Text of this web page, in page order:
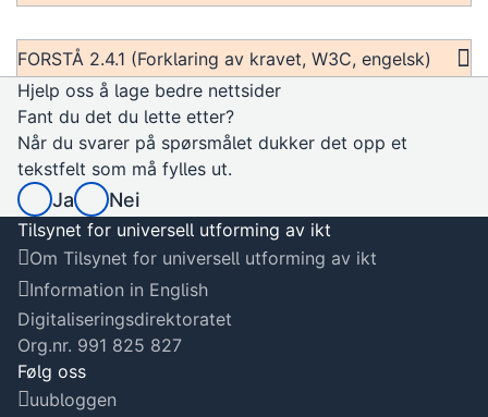
FORSTÅ 2.4.1 (Forklaring av kravet, W3C, engelsk)
Hjelp oss å lage bedre nettsider
Fant du det du lette etter?
Når du svarer på spørsmålet dukker det opp et
tekstfelt som må fylles ut.
Ja Nei
Tilsynet for universell utforming av ikt
Om Tilsynet for universell utforming av ikt
Information in English
Digitaliseringsdirektoratet
Org.nr. 991 825 827
Følg oss
uubloggen